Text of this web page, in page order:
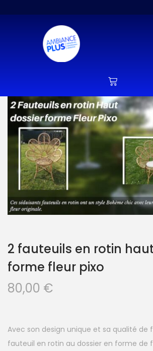
2 fauteuils en rotin
forme fleur pixo
80,00 €
Avec son design unique et sa qualité de
fauteuil en rotin au dossier en forme de